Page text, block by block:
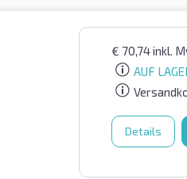
€ 70,74inkl.
AUF
Details